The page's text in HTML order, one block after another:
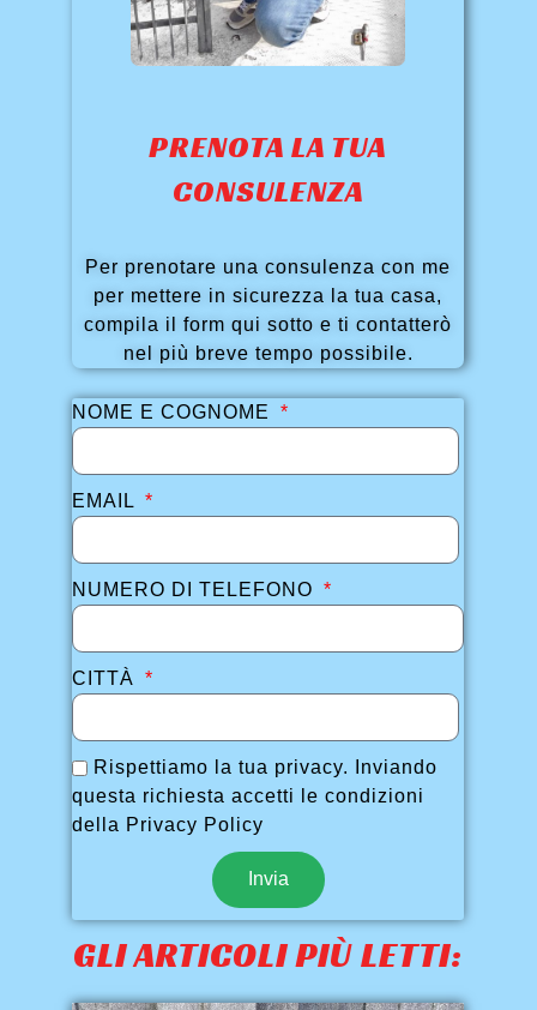
PRENOTA LA TUA
CONSULENZA
Per prenotare una consulenza con me
per mettere in sicurezza la tua casa,
compila il form qui sotto e ti contatterò
nel più breve tempo possibile.
NOME E COGNOME
EMAIL
NUMERO DI TELEFONO
CITTÀ
Rispettiamo la tua privacy. Inviando
questa richiesta accetti le condizioni
della Privacy Policy
Invia
GLI ARTICOLI PIÙ LETTI: